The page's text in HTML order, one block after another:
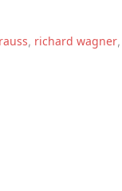
, richard wagner,